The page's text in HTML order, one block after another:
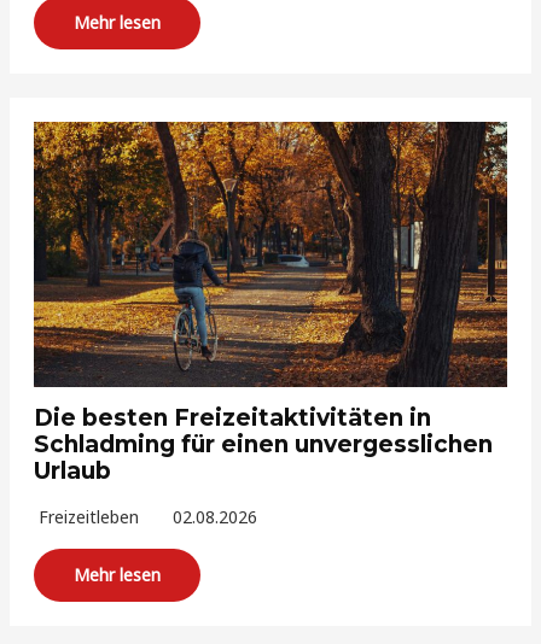
Mehr lesen
Die besten Freizeitaktivitäten in
Schladming für einen unvergesslichen
Urlaub
Freizeitleben 02.08.2026
Mehr lesen